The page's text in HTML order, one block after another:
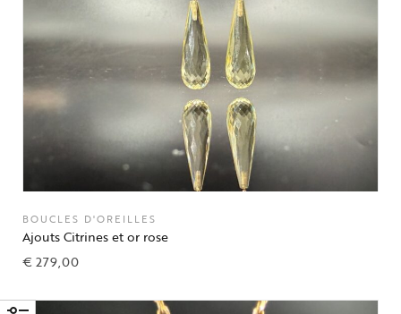
BOUCLES D'OREILLES
Ajouts Citrines et or rose
€279,00